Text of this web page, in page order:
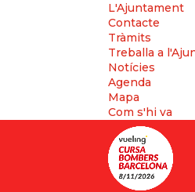
L'Ajuntament
Contacte
Tràmits
Treballa a
Notícies
Agenda
Mapa
Com s'hi va